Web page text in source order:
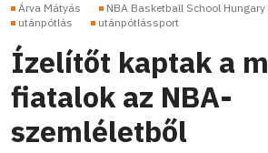
Árva Mátyás NBA Basketball School Hungary
utánpótlás
utánpótlássport
Ízelítőt kaptak a
fiatalok az NBA-
szemléletből